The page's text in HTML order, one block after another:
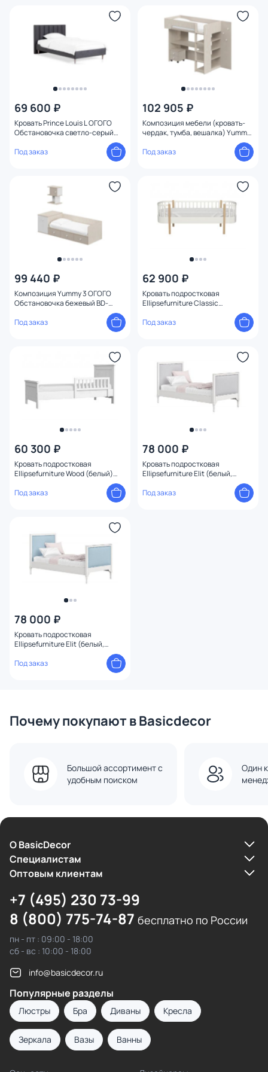
69 600 ₽
Кровать Prince Louis L ОГОГО
Обстановочка светло-серый
Под заказ
102 905 ₽
Композиция мебели (кровать-
чердак, тумба, вешалка) Yummy
1 ОГОГО Обстановочка бежевый
BD-1744360
Под заказ
99 440 ₽
Композиция Yummy 3 ОГОГО
Обстановочка бежевый BD-
Под заказ
62 900 ₽
Кровать подростковая
Ellipsefurniture Classic
(молочный) CLMBBB02010199
Под заказ
60 300 ₽
Кровать подростковая
Ellipsefurniture Wood (белый)
Под заказ
78 000 ₽
Кровать подростковая
Ellipsefurniture Elit (белый,
серая ткань) ET010107050701
Под заказ
78 000 ₽
Кровать подростковая
Ellipsefurniture Elit (белый,
голубая ткань) ET010109050901
Под заказ
Почему покупают в Basicdecor
Большой ассортимент с
удобным поиском
Один
О BasicDecor
Cпециалистам
Оптовым клиентам
+7 (495) 230 73-99
8 (800) 775-74-87 бесплатно по России
пн - пт : 09:00 - 18:00
сб - вс : 10:00 - 18:00
info@basicdecor.ru
Популярные разделы
Люстры Бра Диваны Кресла
Зеркала Вазы Ванны